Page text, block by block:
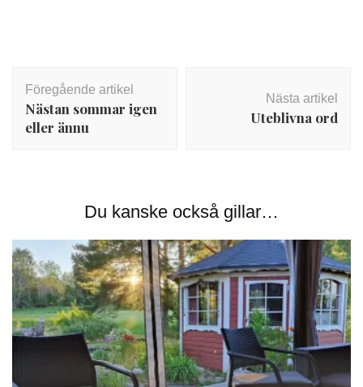
Föregående artikel
Nästan sommar igen
eller ännu
Nästa artikel
Uteblivna ord
Du kanske också gillar…